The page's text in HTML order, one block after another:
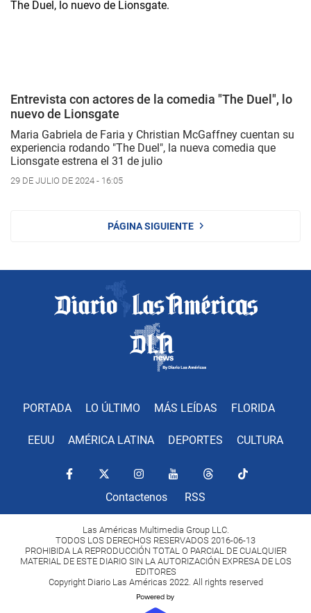
Entrevista con actores de la comedia "The Duel", lo
nuevo de Lionsgate
Maria Gabriela de Faria y Christian McGaffney cuentan su
experiencia rodando "The Duel", la nueva comedia que
Lionsgate estrena el 31 de julio
29 DE JULIO DE 2024 - 16:05
PÁGINA SIGUIENTE
PORTADA LO ÚLTIMO MÁS LEÍDAS FLORIDA
EEUU AMÉRICA LATINA DEPORTES CULTURA
Contactenos RSS
Las Américas Multimedia Group LLC.
TODOS LOS DERECHOS RESERVADOS 2016-06-13
PROHIBIDA LA REPRODUCCIÓN TOTAL O PARCIAL DE CUALQUIER
MATERIAL DE ESTE DIARIO SIN LA AUTORIZACIÓN EXPRESA DE LOS
EDITORES
Copyright Diario Las Américas 2022. All rights reserved